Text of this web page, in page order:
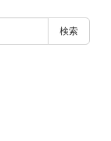
検索